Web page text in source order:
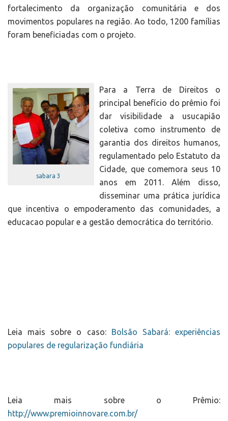
fortalecimento da organização comunitária e dos
movimentos populares na região. Ao todo, 1200 famílias
foram beneficiadas com o projeto.
sabara 3
Para a Terra de Direitos o
principal benefício do prêmio foi
dar visibilidade a usucapião
coletiva como instrumento de
garantia dos direitos humanos,
regulamentado pelo Estatuto da
Cidade, que comemora seus 10
anos em 2011. Além disso,
disseminar uma prática jurídica
que incentiva o empoderamento das comunidades, a
educacao popular e a gestão democrática do território.
Leia mais sobre o caso: Bolsão Sabará: experiências
populares de regularização fundiária
Leia mais sobre o Prêmio:
http://www.premioinnovare.com.br/